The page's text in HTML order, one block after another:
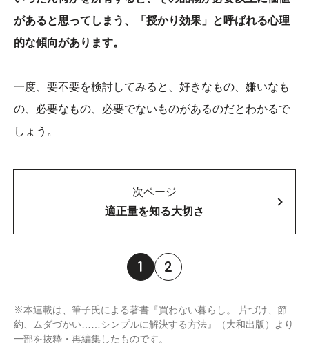
があると思ってしまう、「授かり効果」と呼ばれる心理
的な傾向があります。
一度、要不要を検討してみると、好きなもの、嫌いなも
の、必要なもの、必要でないものがあるのだとわかるで
しょう。
次ページ
適正量を知る大切さ
1 2
※本連載は、筆子氏による著書『買わない暮らし。 片づけ、節
約、ムダづかい……シンプルに解決する方法』（大和出版）より
一部を抜粋・再編集したものです。